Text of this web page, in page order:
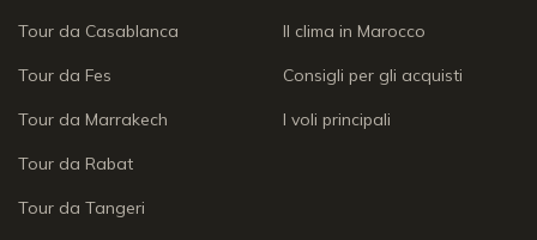
Tour da Casablanca
Tour da Fes
Tour da Marrakech
Tour da Rabat
Tour da Tangeri
Il clima in Marocco
Consigli per gli acquisti
I voli principali